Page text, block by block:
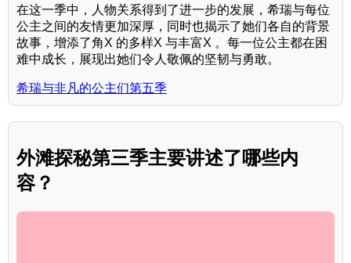
在这一季中，人物关系得到了进一步的发展，希瑞与每位
公主之间的友情更加深厚，同时也揭示了她们各自的背景
故事，增添了角X 的多样X 与丰富X 。每一位公主都在困
难中成长，展现出她们令人敬佩的坚韧与勇敢。
希瑞与非凡的公主们第五季
外滩探秘第三季主要讲述了哪些内
容？